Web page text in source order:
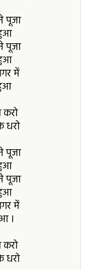
पूजा
पूजा
में
धरो
पूजा
पूजा
में
।
धरो